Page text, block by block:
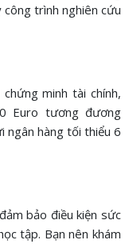
trình nghiên cứu
minh tài chính,
Euro tương đương
ngân hàng tối thiểu 6
bảo điều kiện sức
tập. Bạn nên khám